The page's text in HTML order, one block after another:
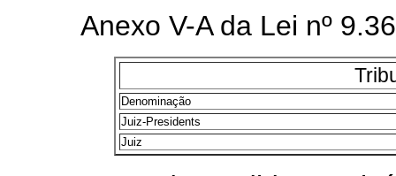
Anexo V-A da Lei nº
Denominação
Juiz-Presidents
Juiz